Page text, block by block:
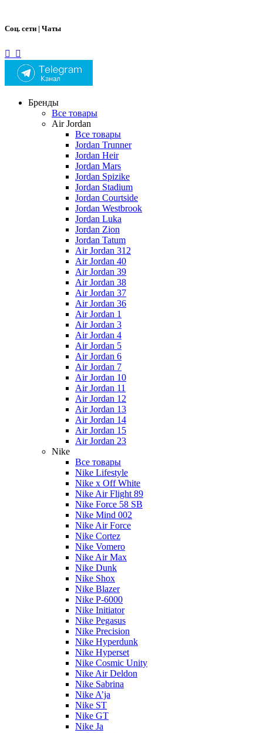
Соц. сети | Чаты
Бренды
Все товары
Air Jordan
Все товары
Jordan Trunner
Jordan Heir
Jordan Mars
Jordan Spizike
Jordan Stadium
Jordan Courtside
Jordan Westbrook
Jordan Luka
Jordan Zion
Jordan Tatum
Air Jordan 312
Air Jordan 40
Air Jordan 39
Air Jordan 38
Air Jordan 37
Air Jordan 36
Air Jordan 1
Air Jordan 3
Air Jordan 4
Air Jordan 5
Air Jordan 6
Air Jordan 7
Air Jordan 10
Air Jordan 11
Air Jordan 12
Air Jordan 13
Air Jordan 14
Air Jordan 15
Air Jordan 23
Nike
Все товары
Nike Lifestyle
Nike x Off White
Nike Air Flight 89
Nike Force 58 SB
Nike Mind 002
Nike Air Force
Nike Cortez
Nike Vomero
Nike Air Max
Nike Dunk
Nike Shox
Nike Blazer
Nike P-6000
Nike Initiator
Nike Pegasus
Nike Precision
Nike Hyperdunk
Nike Hyperset
Nike Cosmic Unity
Nike Air Deldon
Nike Sabrina
Nike A’ja
Nike ST
Nike GT
Nike Ja